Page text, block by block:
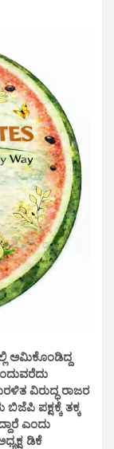
ಅಮಿಕೊಂಡಿದ್ದ
ವಿರುದ್ಧ ರಾಜರ
ಪಕ್ಷಕ್ಕೆ ತಕ್ಕ
ಎಂದು
ಡಿಕೆ